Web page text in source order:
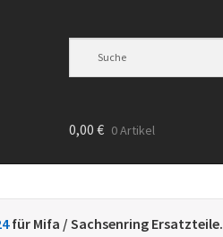
0,00 € 0 Artikel
für Mifa / Sachsenring Ersatzteile.